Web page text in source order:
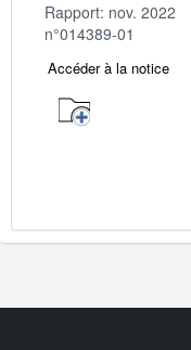
Rapport: nov. 2022
n°014389-01
Accéder à la notice